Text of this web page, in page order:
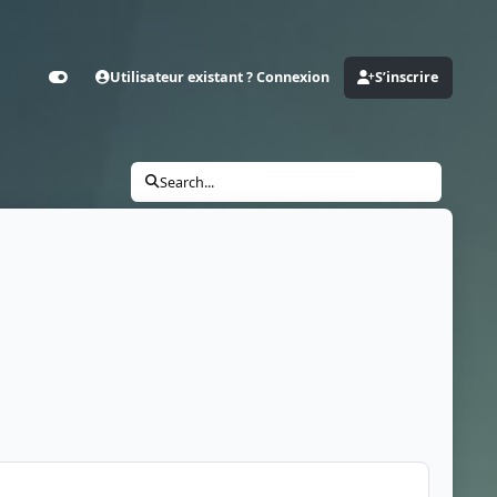
CustomizerUtilisateur existant ? Connexion S’inscrire
Search...